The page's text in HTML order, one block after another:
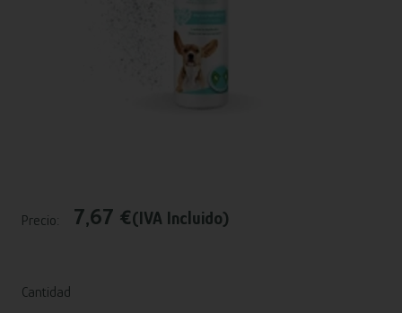
Precio: 7,67 €(IVA Incluido)
Cantidad